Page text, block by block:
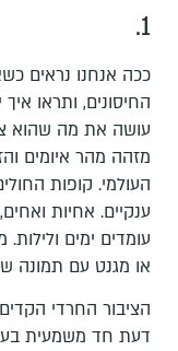
1.
ככה אנחנו נראים
החיסונים, ותראו
עושה את מה שהוא
מזהה מהר איומים
העולמי. קופות
ענקיים. אחיות
עומדים ימים
או מגנט עם תמונה
הציבור החרדי
דעת חד משמעית